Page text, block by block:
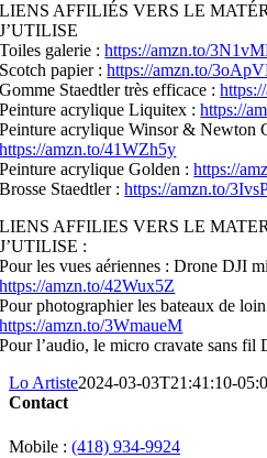
LIENS AFFILIÉS VERS LE
J’UTILISE
Toiles galerie :https://amzn.to/
Scotch papier :https://amzn.to/
Gomme Staedtler très efficace :
Peinture acrylique Liquitex :https://
Peinture acrylique Winsor & Newton
https://amzn.to/41WZh5y
Peinture acrylique Golden :https://
Brosse Staedtler :https://amzn.to/
LIENS AFFILIES VERS LE
J’UTILISE :
Pour les vues aériennes : Drone DJI
https://amzn.to/42Wux5Z
Pour photographier les bateaux de
https://amzn.to/3WmaueM
Pour l’audio, le micro cravate sans fil
Lo Artiste2024-03-03T21:41:10-
Contact
Mobile : (418) 934-9924